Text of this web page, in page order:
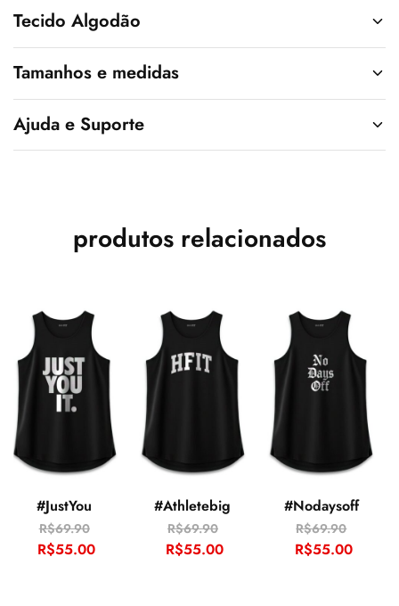
Tecido Algodão
Tamanhos e medidas
Ajuda e Suporte
produtos relacionados
#JustYou
R$69.90
R$55.00
#Athletebig
R$69.90
R$55.00
#Nodaysoff
R$69.90
R$55.00